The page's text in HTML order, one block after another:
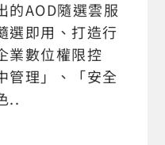
的AOD隨選雲服
選即用、打造行
業數位權限控
管理」、「安全
..